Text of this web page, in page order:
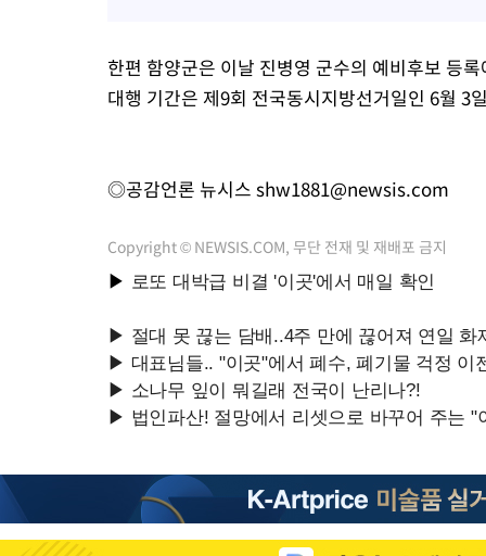
한편 함양군은 이날 진병영 군수의 예비후보 등
대행 기간은 제9회 전국동시지방선거일인 6월 3
◎공감언론 뉴시스 shw1881@newsis.com
Copyright © NEWSIS.COM, 무단 전재 및 재배포 금지